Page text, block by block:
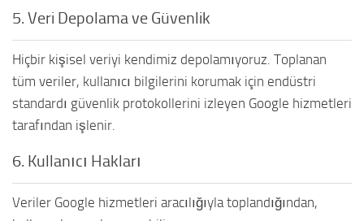
5. Veri Depolama ve Güvenlik
Hiçbir kişisel veriyi kendimiz depolamıyoruz. Toplanan
tüm veriler, kullanıcı bilgilerini korumak için endüstri
standardı güvenlik protokollerini izleyen Google hizmetleri
tarafından işlenir.
6. Kullanıcı Hakları
Veriler Google hizmetleri aracılığıyla toplandığından,